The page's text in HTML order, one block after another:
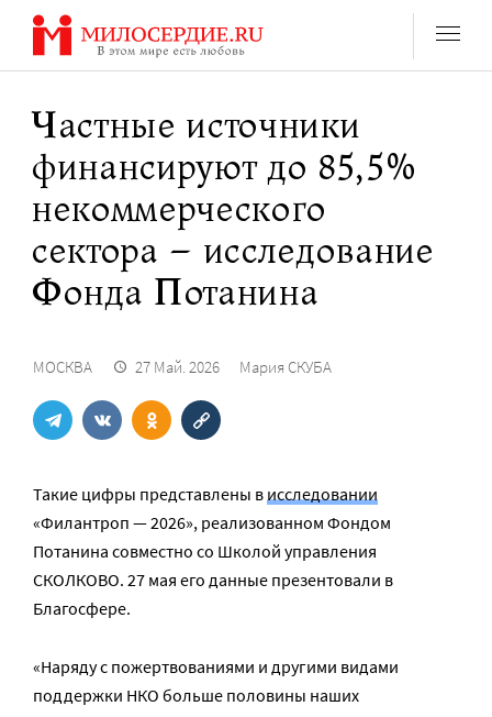
Перейти
содержанию
Частные источники
финансируют до 85,5%
некоммерческого
сектора – исследование
Фонда Потанина
МОСКВА 27 Май. 2026 Мария СКУБА
Такие цифры представлены висследовании
«Филантроп — 2026», реализованном Фондом
Потанина совместно со Школой управления
СКОЛКОВО. 27 мая его данные презентовали в
Благосфере.
«Наряду с пожертвованиями и другими видами
поддержки НКО больше половины наших